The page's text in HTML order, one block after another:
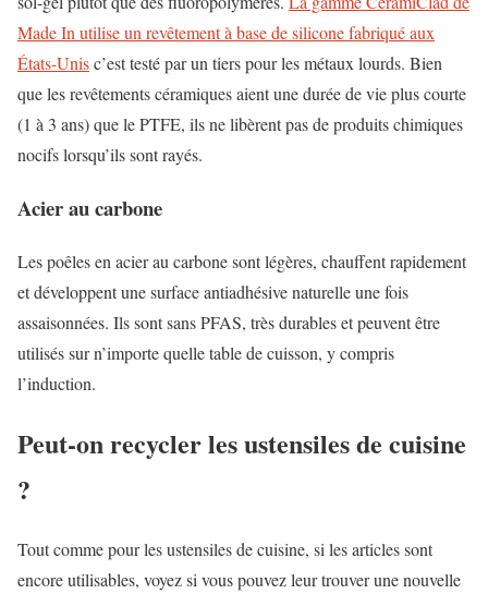
Made In utilise un revêtement à base de silicone fabriqué aux
États-Unisc’est testé par un tiers pour les métaux lourds. Bien
que les revêtements céramiques aient une durée de vie plus courte
(1 à 3 ans) que le PTFE, ils ne libèrent pas de produits chimiques
nocifs lorsqu’ils sont rayés.
Acier au carbone
Les poêles en acier au carbone sont légères, chauffent rapidement
et développent une surface antiadhésive naturelle une fois
assaisonnées. Ils sont sans PFAS, très durables et peuvent être
utilisés sur n’importe quelle table de cuisson, y compris
l’induction.
Peut-on recycler les ustensiles de cuisine
?
Tout comme pour les ustensiles de cuisine, si les articles sont
encore utilisables, voyez si vous pouvez leur trouver une nouvelle